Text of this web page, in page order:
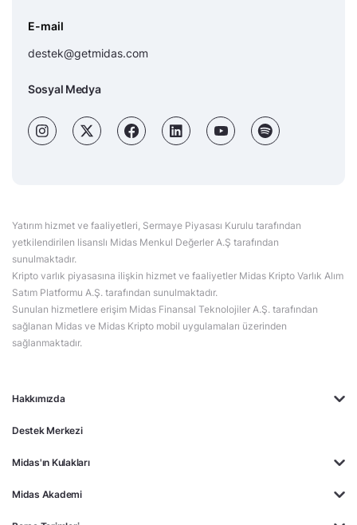
Hakkımızda
Destek Merkezi
Midas'ın Kulakları
Midas Akademi
E-mail
destek@getmidas.com
Sosyal Medya
Yatırım hizmet ve faaliyetleri, Sermaye Piyasası Kurulu tarafından
yetkilendirilen lisanslı Midas Menkul Değerler A.Ş tarafından
sunulmaktadır.
Kripto varlık piyasasına ilişkin hizmet ve faaliyetler Midas Kripto Varlık Alım
Satım Platformu A.Ş. tarafından sunulmaktadır.
Sunulan hizmetlere erişim Midas Finansal Teknolojiler A.Ş. tarafından
sağlanan Midas ve Midas Kripto mobil uygulamaları üzerinden
sağlanmaktadır.